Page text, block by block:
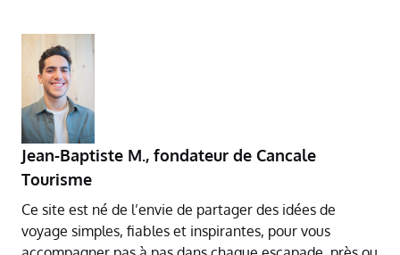
Jean-Baptiste M., fondateur de Cancale
Tourisme
Ce site est né de l’envie de partager des idées de
voyage simples, fiables et inspirantes, pour vous